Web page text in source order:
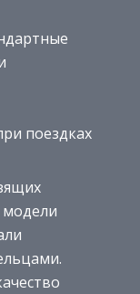
поездках